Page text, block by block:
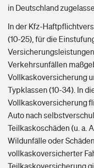
in Deutschland
In der Kfz-
(10-25), für die
Verkehrsunfällen
Vollkaskoversicherung
Typklassen (10-34). In
Vollkaskoversicherung
Auto nach
Teilkaskoschäden (u. a.
Wildunfälle oder
vollkaskoversicherter
Teilkaskoversicherung